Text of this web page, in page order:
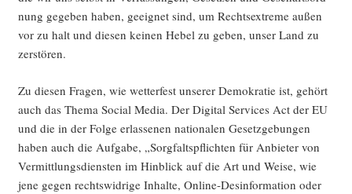
nung gege­ben haben, geeig­net sind, um Rechts­extre­me außen
vor zu halt und die­sen kei­nen Hebel zu geben, unser Land zu
zerstören.
Zu die­sen Fra­gen, wie wet­ter­fest unse­rer Demo­kra­tie ist, gehört
auch das The­ma Social Media. Der Digi­tal Ser­vices Act der EU
und die in der Fol­ge erlas­se­nen natio­na­len Gesetz­ge­bun­gen
haben auch die Auf­ga­be, „Sorg­falts­pflich­ten für Anbie­ter von
Ver­mitt­lungs­diens­ten im Hin­blick auf die Art und Wei­se, wie
jene gegen rechts­wid­ri­ge Inhal­te, Online-Des­in­for­ma­ti­on oder